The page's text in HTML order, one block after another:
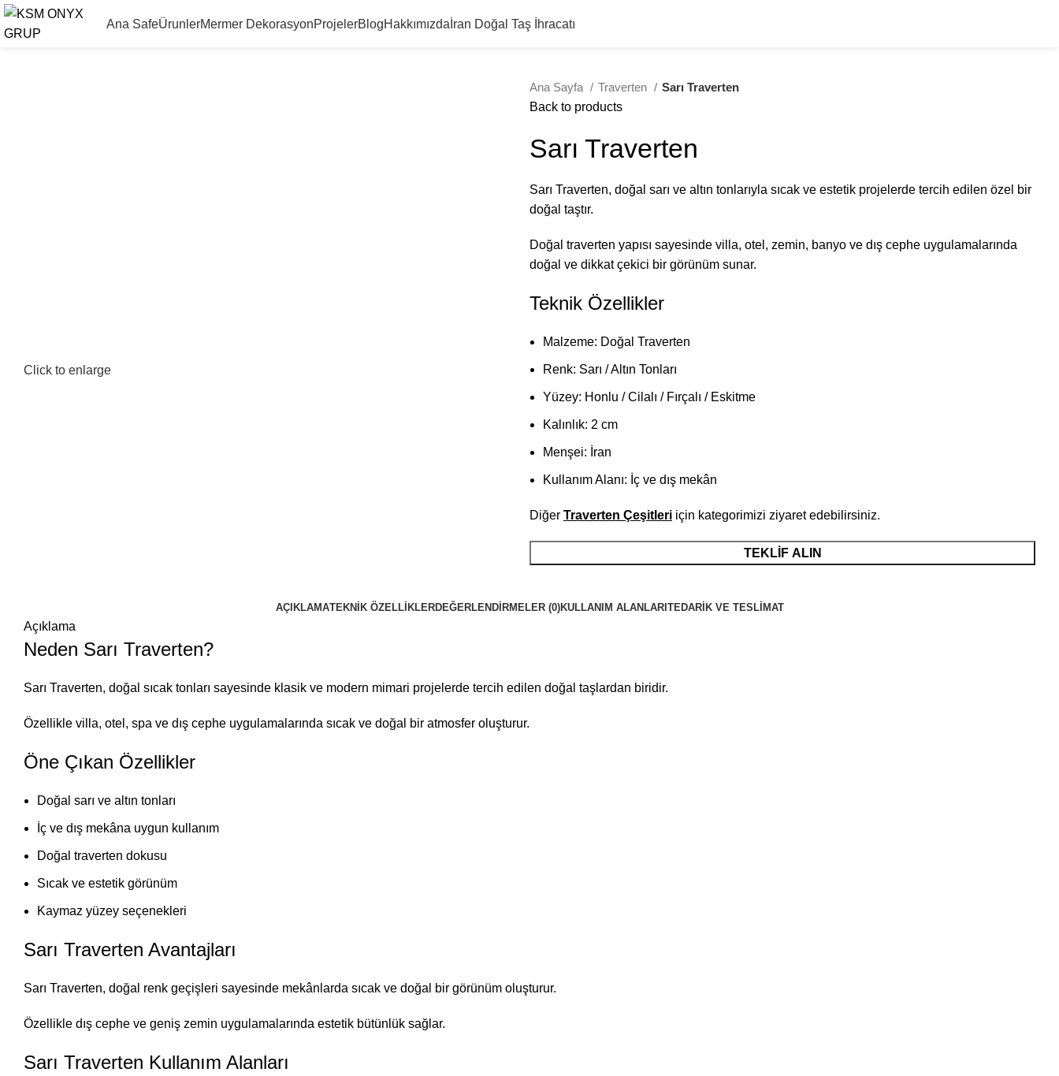
Ana SafeÜrunlerMermer DekorasyonProjelerBlogHakkımızda İran Doğal Taş İhracatı
Click to enlarge
Ana Sayfa Traverten
Sarı Traverten
Back to products
Sarı Traverten
Sarı Traverten, doğal sarı ve altın tonlarıyla sıcak ve estetik projelerde tercih edilen özel bir
doğal taştır.
Doğal traverten yapısı sayesinde villa, otel, zemin, banyo ve dış cephe uygulamalarında
doğal ve dikkat çekici bir görünüm sunar.
Teknik Özellikler
Malzeme: Doğal Traverten
Renk: Sarı / Altın Tonları
Yüzey: Honlu / Cilalı / Fırçalı / Eskitme
Kalınlık: 2 cm
Menşei: İran
Kullanım Alanı: İç ve dış mekân
Diğer Traverten Çeşitleri için kategorimizi ziyaret edebilirsiniz.
TEKLİF ALIN
AÇIKLAMATEKNIK ÖZELLIKLERDEĞERLENDIRMELER (0)KULLANIM ALANLARI TEDARIK VE TESLIMAT
Açıklama
Neden Sarı Traverten?
Sarı Traverten, doğal sıcak tonları sayesinde klasik ve modern mimari projelerde tercih edilen doğal taşlardan biridir.
Özellikle villa, otel, spa ve dış cephe uygulamalarında sıcak ve doğal bir atmosfer oluşturur.
Öne Çıkan Özellikler
Doğal sarı ve altın tonları
İç ve dış mekâna uygun kullanım
Doğal traverten dokusu
Sıcak ve estetik görünüm
Kaymaz yüzey seçenekleri
Sarı Traverten Avantajları
Sarı Traverten, doğal renk geçişleri sayesinde mekânlarda sıcak ve doğal bir görünüm oluşturur.
Özellikle dış cephe ve geniş zemin uygulamalarında estetik bütünlük sağlar.
Sarı Traverten Kullanım Alanları